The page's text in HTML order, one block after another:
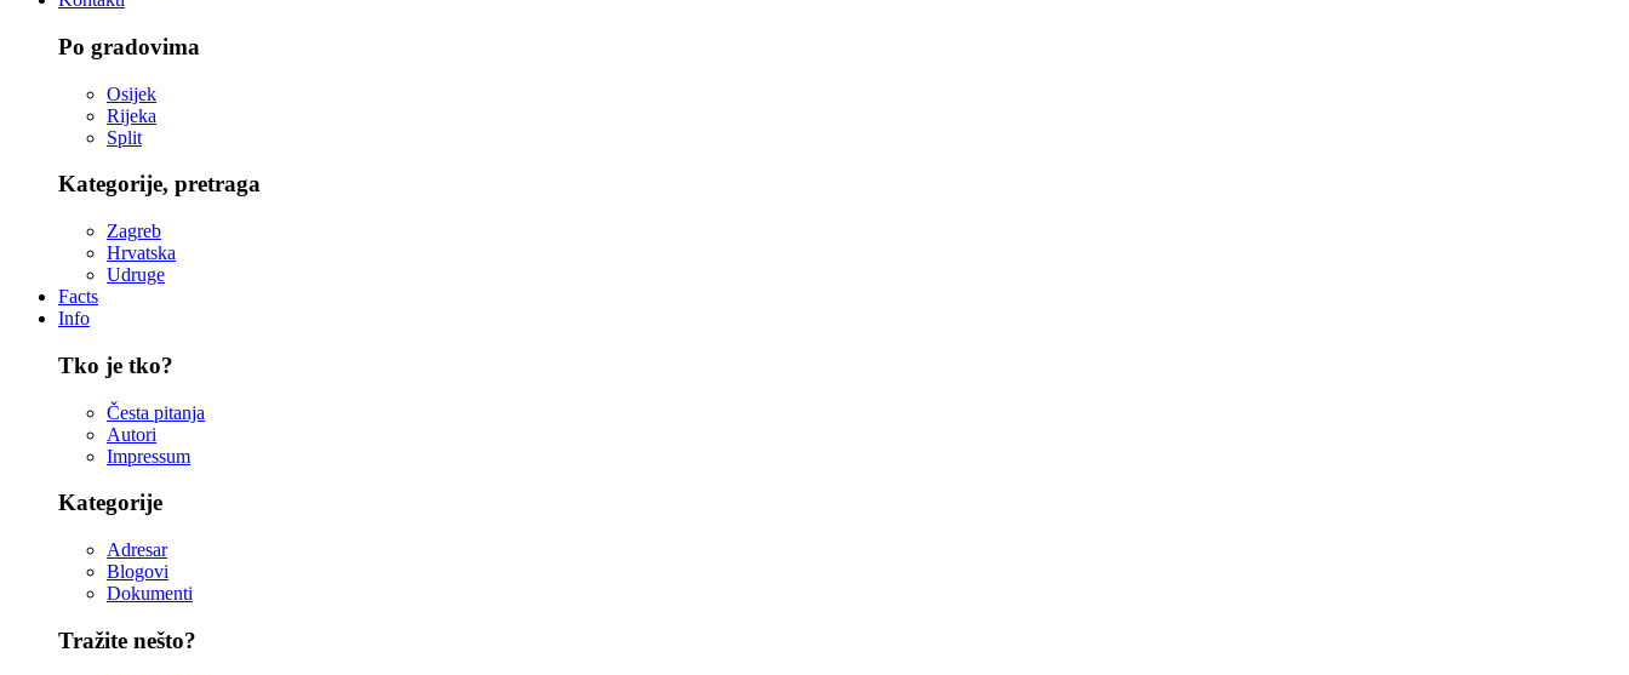
Po gradovima
Osijek
Rijeka
Split
Kategorije, pretraga
Zagreb
Hrvatska
Udruge
Facts
Info
Tko je tko?
Česta pitanja
Autori
Impressum
Kategorije
Adresar
Blogovi
Dokumenti
Tražite nešto?